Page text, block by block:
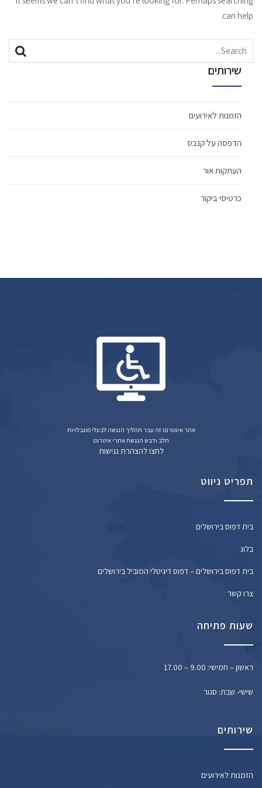
can help.
Search
for:
Search
שירותים
הזמנות לאירועים
הדפסה על קנבס
העתקות אור
כרטיסי ביקור
אתר אינטרנט זה עבר תהליך הנגשה לבעלי מוגבלויות
חלב ודבש הנגשת אתרי איטרנט
לחצו להצהרת נגישות
תפריט ניווט
בית דפוס בירושלים
בלוג
בית דפוס בירושלים – דפוס דיגיטלי המוביל בירושלים
צרו קשר
שעות פתיחה
ראשון – חמישי: 9.00 – 17.00
שישי- שבת: סגור
שירותים
הזמנות לאירועים